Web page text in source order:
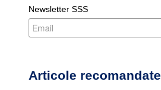
Newsletter SSS
Articole recomandate